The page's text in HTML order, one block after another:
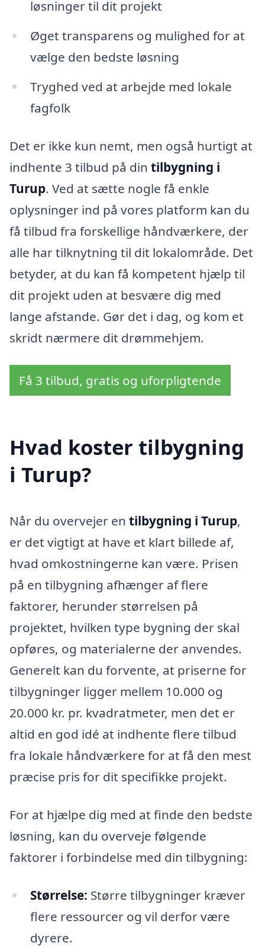
løsninger til dit projekt
Øget transparens og mulighed for at
vælge den bedste løsning
Tryghed ved at arbejde med lokale
fagfolk
Det er ikke kun nemt, men også hurtigt at
indhente 3 tilbud på din tilbygning i
Turup. Ved at sætte nogle få enkle
oplysninger ind på vores platform kan du
få tilbud fra forskellige håndværkere, der
alle har tilknytning til dit lokalområde. Det
betyder, at du kan få kompetent hjælp til
dit projekt uden at besvære dig med
lange afstande. Gør det i dag, og kom et
skridt nærmere dit drømmehjem.
Få 3 tilbud, gratis og uforpligtende
Hvad koster tilbygning
i Turup?
Når du overvejer en tilbygning i Turup,
er det vigtigt at have et klart billede af,
hvad omkostningerne kan være. Prisen
på en tilbygning afhænger af flere
faktorer, herunder størrelsen på
projektet, hvilken type bygning der skal
opføres, og materialerne der anvendes.
Generelt kan du forvente, at priserne for
tilbygninger ligger mellem 10.000 og
20.000 kr. pr. kvadratmeter, men det er
altid en god idé at indhente flere tilbud
fra lokale håndværkere for at få den mest
præcise pris for dit specifikke projekt.
For at hjælpe dig med at finde den bedste
løsning, kan du overveje følgende
faktorer i forbindelse med din tilbygning:
Størrelse: Større tilbygninger kræver
flere ressourcer og vil derfor være
dyrere.